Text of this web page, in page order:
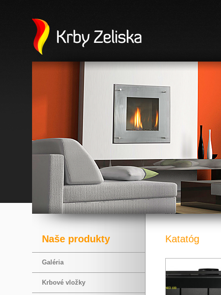
Naše produkty
Galéria
Krbové vložky
Katatóg